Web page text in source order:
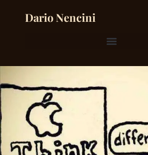
Dario Nencini